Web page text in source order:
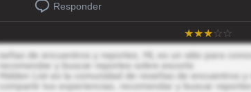
Responder
señas de encuentros y reportes, HL es un sitio para
recomendar y buscar reportes sobre escorts
Hidden List es la comunidad de reseñas de encuentros
compartir tus experiencias, recomendar y buscar